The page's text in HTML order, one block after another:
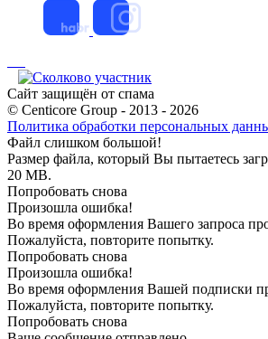
Cайт защищён от спама
© Centicore Group - 2013 - 2026
Политика обработки персональных
Файл слишком большой!
Размер файла, который Вы пытаетесь
20 МB.
Попробовать снова
Произошла ошибка!
Во время оформления Вашего запроса
Пожалуйста, повторите попытку.
Попробовать снова
Произошла ошибка!
Во время оформления Вашей подписки
Пожалуйста, повторите попытку.
Попробовать снова